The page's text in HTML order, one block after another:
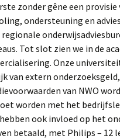
zonder gêne een
ondersteuning en
Tot slot zien we in de
Onze
van extern
van NWO
worden met het
ook invloed op het
betaald, met Philips – 12